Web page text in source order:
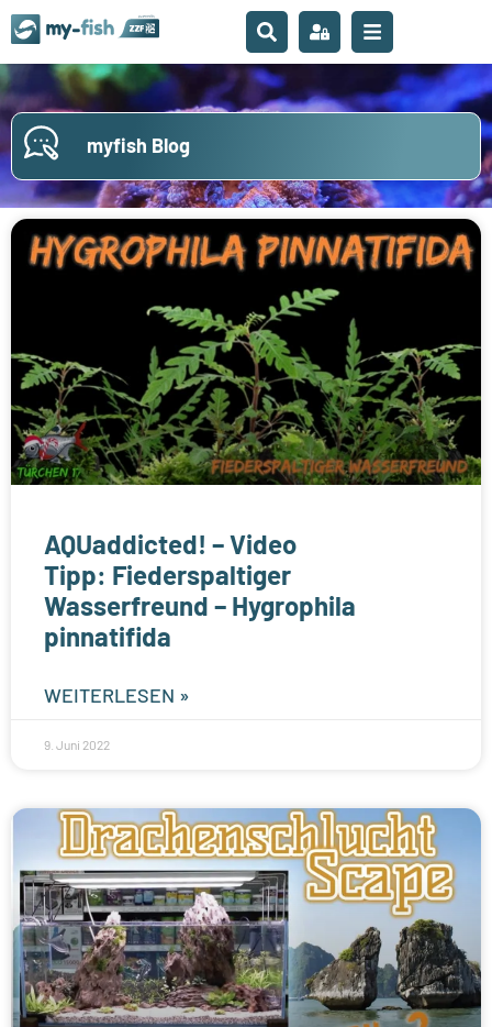
myfish Blog
AQUaddicted! – Video
Tipp: Fiederspaltiger
Wasserfreund – Hygrophila
pinnatifida
WEITERLESEN »
9. Juni 2022